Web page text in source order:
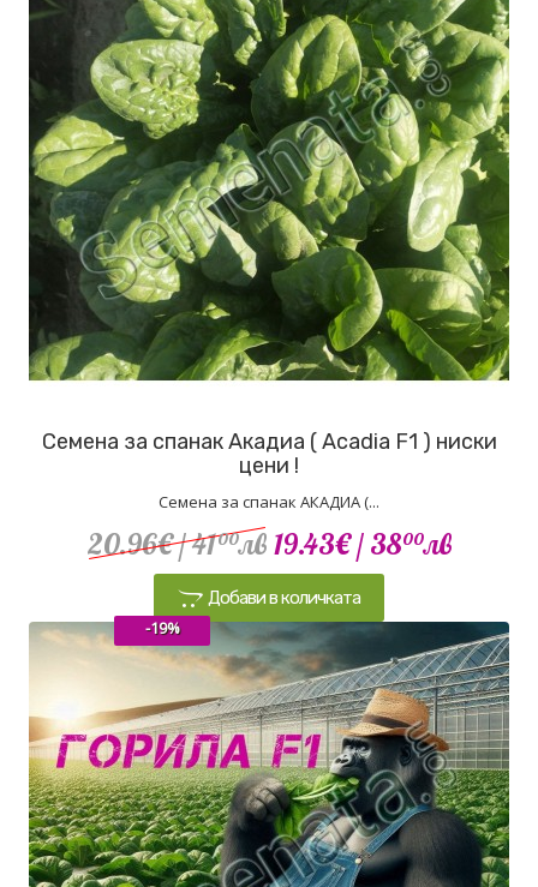
Семена за спанак Акадиа ( Acadia F1 ) ниски
цени !
Семена за спанак АКАДИА (...
20.96€/ 4100лв 19.43€/ 3800лв
Добави в количката
-19%